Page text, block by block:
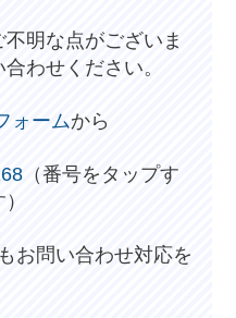
明な点がございま
わせください。
ォームから
（番号をタップす
お問い合わせ対応を